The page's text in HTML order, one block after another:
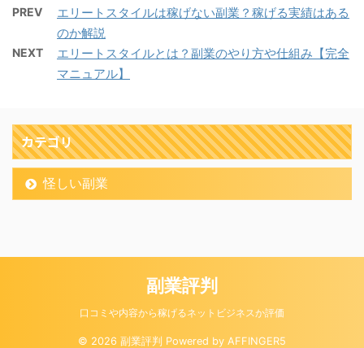
のが返金保証です。 エリ
ートスタイルは初期費用
7000円を全額返金して
くれるという制度を設け
る 何かあっても安心 返
金制度があることで気軽
にチャレンジする ...
徳業者ですか？ 教えてく
して… 詐欺業者です。
ル検索してください。詐
欺だと暴露しているサイ
トがたくさ ...
ゃんねる)掲示板 2ch(2
ちゃんねる)とは？ 匿名
で投稿が行える無料の掲
示板になっていて書き込
の画像は印象的な壺にな
っていて「2ちゃんねる
(2ch)」と書かれている
ので一度は見たことがあ
スポーツ 芸能 ニュース
地域情報 恋愛 とにかく
ジャンルが豊富になって
いて新しいテーマとして
スレッドも設けることが
プライムの情報 エリート
上記の画像はエリートス
株式会社プライム 代表者
古日山 真悟 住所 東京都
問合わせ 03-4531-6646
容 ・インターネットを利
用した通信販売業 ・イン
ターネットコンテンツの
企画、制作、運営及び管
理並びにそれらのコンサ
PREV
エリートスタイルは稼げない副業？稼げる実績はある
のか解説
NEXT
エリートスタイルとは？副業のやり方や仕組み【完全
マニュアル】
カテゴリ
怪しい副業
副業評判
口コミや内容から稼げるネットビジネスか評価
© 2026 副業評判 Powered by AFFINGER5